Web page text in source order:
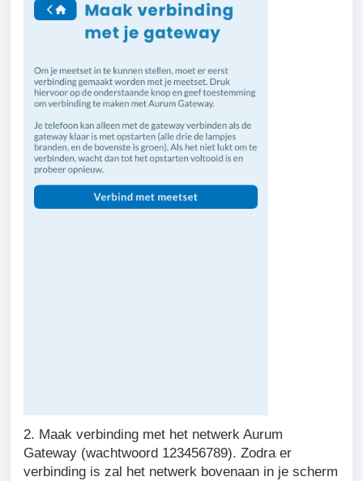
2. Maak verbinding met het netwerk Aurum
Gateway (wachtwoord 123456789). Zodra er
verbinding is zal het netwerk bovenaan in je scherm